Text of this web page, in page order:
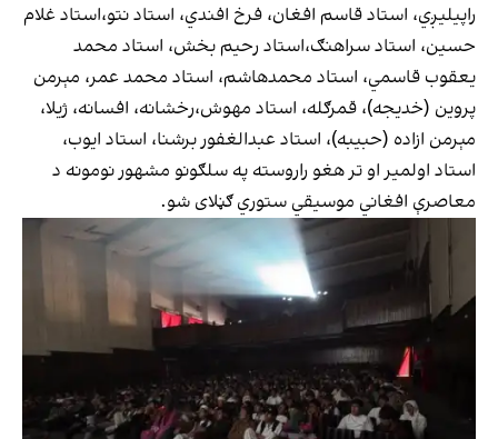
راپیلیږي، استاد قاسم افغان، فرخ افندي، استاد نتو،استاد غلام
حسین، استاد سراهنګ،استاد رحیم بخش، استاد محمد
یعقوب قاسمي، استاد محمدهاشم، استاد محمد عمر، مېرمن
پروین (خدیجه)، قمرګله، استاد مهوش،رخشانه، افسانه، ژیلا،
مېرمن ازاده (حبیبه)، استاد عبدالغفور برشنا، استاد ایوب،
استاد اولمیر او تر هغو راروسته په سلګونو مشهور نومونه د
معاصرې افغاني موسیقي ستوري ګڼلای شو.